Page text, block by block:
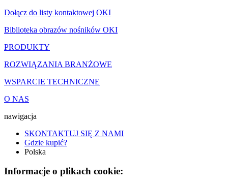
Dołącz do listy kontaktowej OKI
Biblioteka obrazów nośników OKI
PRODUKTY
ROZWIĄZANIA BRANŻOWE
WSPARCIE TECHNICZNE
O NAS
nawigacja
SKONTAKTUJ SIĘ Z NAMI
Gdzie kupić?
Polska
Informacje o plikach cookie: